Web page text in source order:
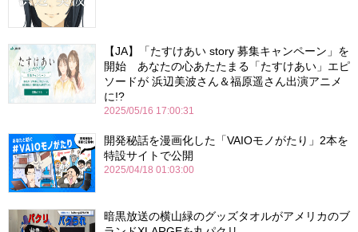
【JA】「たすけあい story 募集キャンペーン」を
開始 あなたの心あたたまる「たすけあい」エピ
ソードが 浜辺美波さん＆福原遥さん出演アニメ
に!?
2025/05/16 17:00:31
開発秘話を漫画化した「VAIOモノがたり」2本を
特設サイトで公開
2025/04/18 01:03:00
暗黒放送の横山緑のグッズタオルがアメリカのブ